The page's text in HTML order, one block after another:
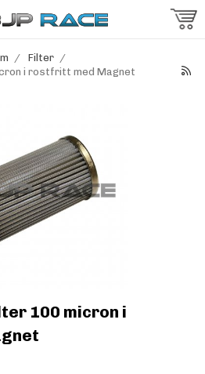
/ Filter /
i rostfritt med Magnet
100 micron i